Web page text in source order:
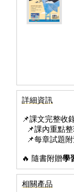
詳細資訊
📌課文完整收
📌課內重點
📌每章試題附
🔥 隨書附贈學
相關產品